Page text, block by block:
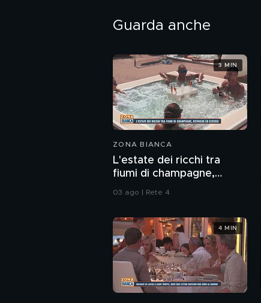
Guarda anche
ZONA BIANCA
L'estate dei ricchi tra
fiumi di champagne,
ostriche ed eccessi
03 ago | Rete 4
3 MIN
4 MIN